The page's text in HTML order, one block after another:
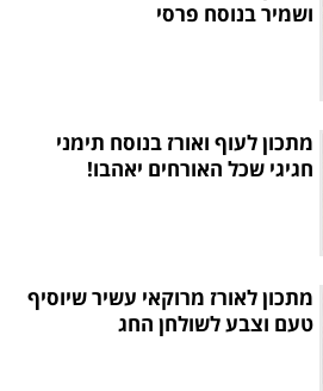
ושמיר בנוסח פרסי
מתכון לעוף ואורז בנוסח תימני
חגיגי שכל האורחים יאהבו!
מתכון לאורז מרוקאי עשיר שיוסיף
טעם וצבע לשולחן החג